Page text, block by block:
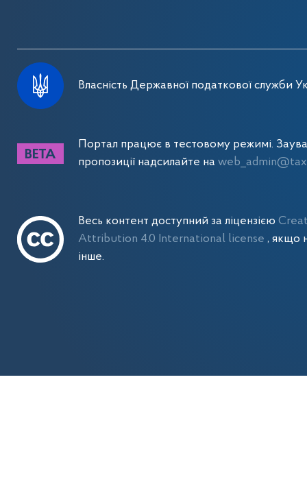
Власність Державної податкової служби
Портал працює в тестовому режимі.
пропозиції надсилайте на
Весь контент доступний за ліцензією
Attribution 4.0 International license, якщо
інше.